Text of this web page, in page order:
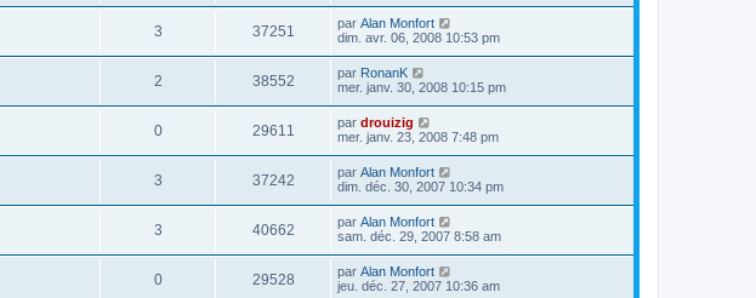
3 37251 par Alan Monfort
dim. avr. 06, 2008 10:53 pm
2 38552 par RonanK
mer. janv. 30, 2008 10:15 pm
0 29611 par drouizig
mer. janv. 23, 2008 7:48 pm
3 37242 par Alan Monfort
dim. déc. 30, 2007 10:34 pm
3 40662 par Alan Monfort
sam. déc. 29, 2007 8:58 am
0 29528 par Alan Monfort
jeu. déc. 27, 2007 10:36 am